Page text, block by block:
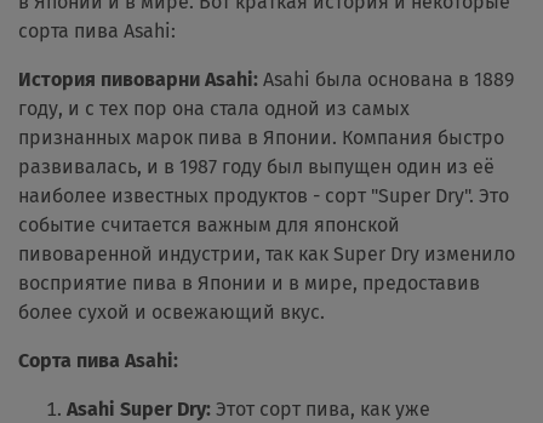
сорта пива Asahi:
История пивоварни Asahi: Asahi была основана в 1889
году, и с тех пор она стала одной из самых
признанных марок пива в Японии. Компания быстро
развивалась, и в 1987 году был выпущен один из её
наиболее известных продуктов - сорт "Super Dry". Это
событие считается важным для японской
пивоваренной индустрии, так как Super Dry изменило
восприятие пива в Японии и в мире, предоставив
более сухой и освежающий вкус.
Сорта пива Asahi:
Asahi Super Dry: Этот сорт пива, как уже